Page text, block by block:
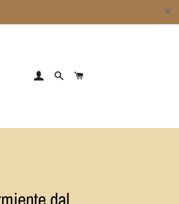
ACCEDICERCA